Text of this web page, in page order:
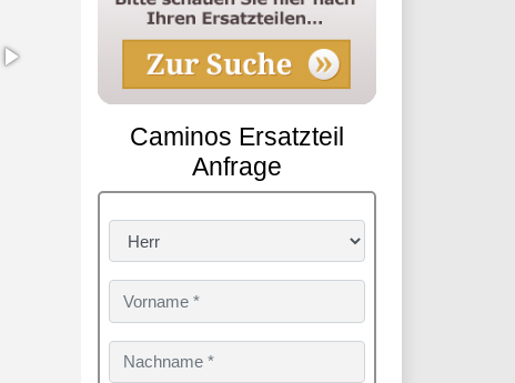
Caminos Ersatzteil
Anfrage